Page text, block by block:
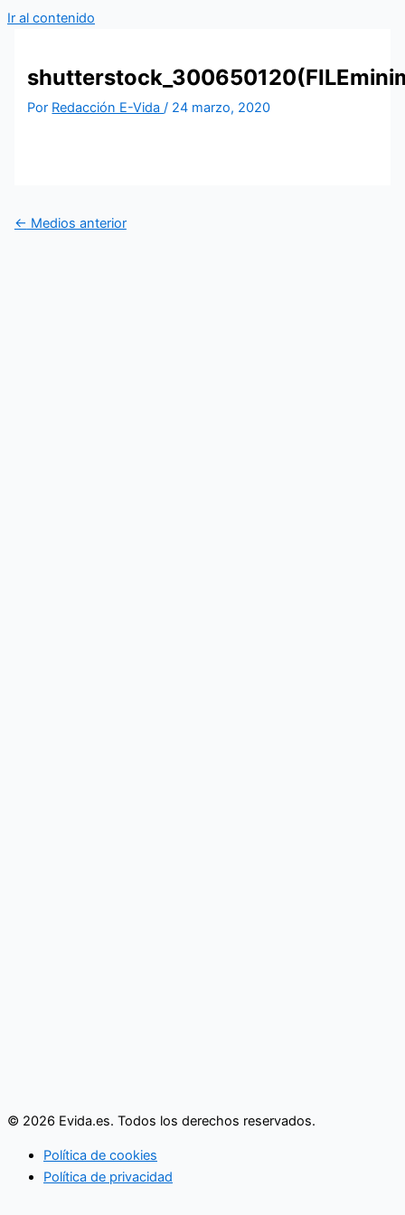
Ir al contenido
Por Redacción E-Vida/ 24 marzo, 2020
← Medios anterior
© 2026 Evida.es. Todos los derechos reservados.
Política de cookies
Política de privacidad